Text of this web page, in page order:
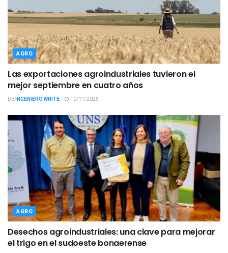
AGRO
Las exportaciones agroindustriales tuvieron el
mejor septiembre en cuatro años
DEINGENIERO WHITE 10/11/2025
AGRO
Desechos agroindustriales: una clave para mejorar
el trigo en el sudoeste bonaerense